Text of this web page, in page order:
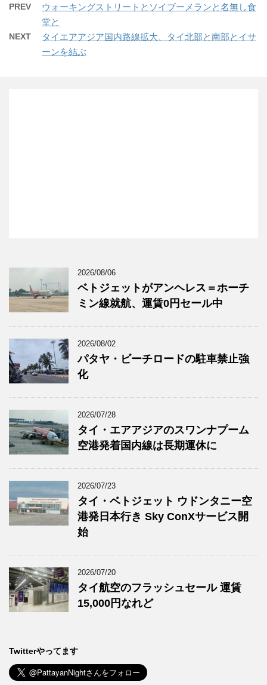
PREV
ウォーキングストリートとソイブーメランと名無し食
堂と
NEXT
タイエアアジア国内路線拡大、タイ北部と南部とイサ
ーンを結ぶ
2026/08/06
ベトジェットがアンヘレス＝ホーチ
ミン線就航、運賃0円セール中
2026/08/02
パタヤ・ビーチロードの駐車禁止強
化
2026/07/28
タイ・エアアジアのスワンナプーム
空港発着国内線は長期運休に
2026/07/23
タイ・ベトジェット ウドンタニー空
港発日本行き Sky ConXサービス開
始
2026/07/20
タイ航空のフラッシュセール 運賃
15,000円なれど
Twitterやってます